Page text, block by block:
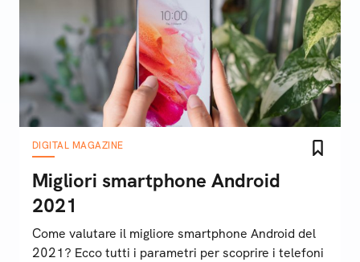
DIGITAL MAGAZINE
Migliori smartphone Android
2021
Come valutare il migliore smartphone Android del
2021? Ecco tutti i parametri per scoprire i telefoni